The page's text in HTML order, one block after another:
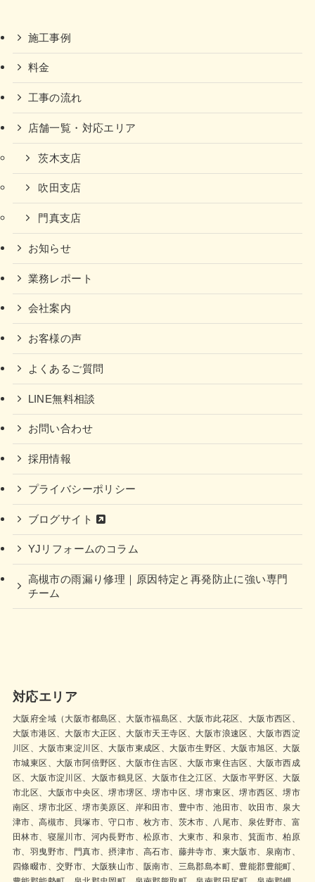
施工事例
料金
工事の流れ
店舗一覧・対応エリア
茨木支店
吹田支店
門真支店
お知らせ
業務レポート
会社案内
お客様の声
よくあるご質問
LINE無料相談
お問い合わせ
採用情報
プライバシーポリシー
ブログサイト
YJリフォームのコラム
高槻市の雨漏り修理｜原因特定と再発防止に強い専門
チーム
対応エリア
大阪府全域（大阪市都島区、大阪市福島区、大阪市此花区、大阪市西区、
大阪市港区、大阪市大正区、大阪市天王寺区、大阪市浪速区、大阪市西淀
川区、大阪市東淀川区、大阪市東成区、大阪市生野区、大阪市旭区、大阪
市城東区、大阪市阿倍野区、大阪市住吉区、大阪市東住吉区、大阪市西成
区、大阪市淀川区、大阪市鶴見区、大阪市住之江区、大阪市平野区、大阪
市北区、大阪市中央区、堺市堺区、堺市中区、堺市東区、堺市西区、堺市
南区、堺市北区、堺市美原区、岸和田市、豊中市、池田市、吹田市、泉大
津市、高槻市、貝塚市、守口市、枚方市、茨木市、八尾市、泉佐野市、富
田林市、寝屋川市、河内長野市、松原市、大東市、和泉市、箕面市、柏原
市、羽曳野市、門真市、摂津市、高石市、藤井寺市、東大阪市、泉南市、
四條畷市、交野市、大阪狭山市、阪南市、三島郡島本町、豊能郡豊能町、